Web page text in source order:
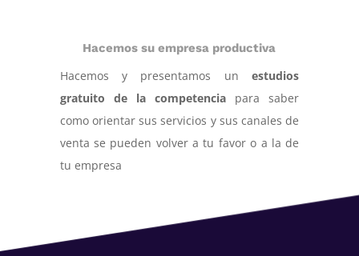
Hacemos su empresa productiva
Hacemos y presentamos unestudios
gratuito de la competencia para saber
como orientar sus servicios y sus canales de
venta se pueden volver a tu favor o a la de
tu empresa